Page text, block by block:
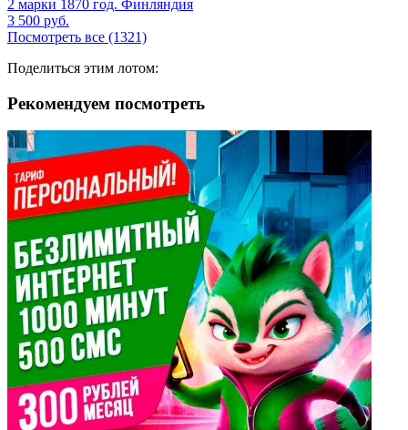
2 марки 1870 год. Финляндия
3 500 руб.
Посмотреть все (1321)
Поделиться этим лотом:
Рекомендуем посмотреть